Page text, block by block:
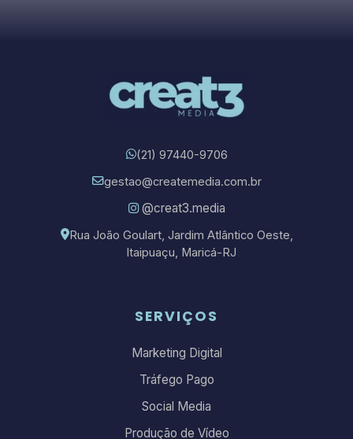
(21) 97440-9706
gestao@createmedia.com.br
@creat3.media
Rua João Goulart, Jardim Atlântico Oeste,
Itaipuaçu, Maricá-RJ
SERVIÇOS
Marketing Digital
Tráfego Pago
Social Media
Produção de Vídeo